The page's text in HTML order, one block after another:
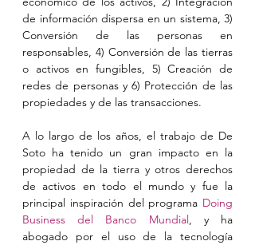
de información dispersa en un sistema, 3)
Conversión de las personas en
responsables, 4) Conversión de las tierras
o activos en fungibles, 5) Creación de
redes de personas y 6) Protección de las
propiedades y de las transacciones.
A lo largo de los años, el trabajo de De
Soto ha tenido un gran impacto en la
propiedad de la tierra y otros derechos
de activos en todo el mundo y fue la
principal inspiración del programa Doing
Business del Banco Mundial, y ha